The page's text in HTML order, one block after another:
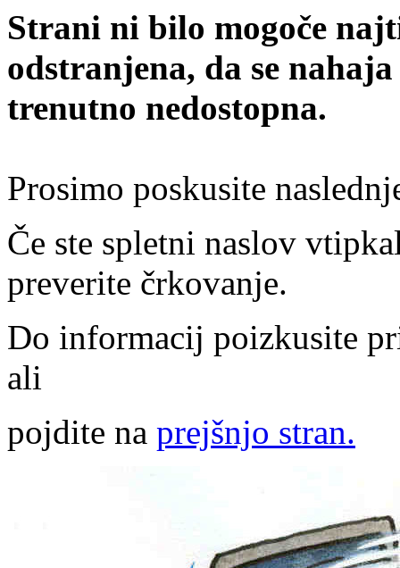
Strani ni bilo mogoče
odstranjena, da se
trenutno nedostopna.
Prosimo poskusite
Če ste spletni naslov
preverite črkovanje.
Do informacij poizkusite
ali
pojdite na prejšnjo stran.